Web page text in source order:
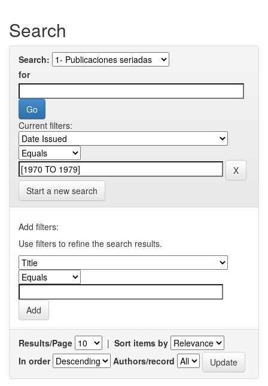
Search
Search:
for
Current filters:
Start a new search
Add filters:
Use filters to refine the search results.
Results/Page | Sort items by
In order
Authors/record